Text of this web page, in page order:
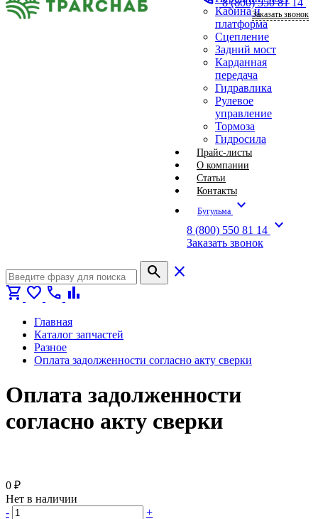
Кабина и
платформа
Сцепление
Задний мост
Карданная
передача
Гидравлика
Рулевое
управление
Тормоза
Гидросила
Прайс-листы
О компании
Статьи
Контакты
Бугульма expand_more
8 (800) 550 81 14 expand_more
Заказать звонок
Заказать звонок
search
close
shopping_cart favorite call bar_chart
Главная
Каталог запчастей
Разное
Оплата задолженности согласно акту сверки
Оплата задолженности
согласно акту сверки
0 ₽
Нет в наличии
-
+